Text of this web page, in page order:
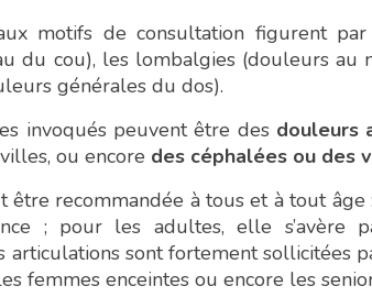
motifs de consultation figurent
du cou), les lombalgies (douleurs au
générales du dos).
invoqués peuvent être des douleurs
ou encore des céphalées ou des
être recommandée à tous et à tout
; pour les adultes, elle s’avère
articulations sont fortement sollicitées
femmes enceintes ou encore les